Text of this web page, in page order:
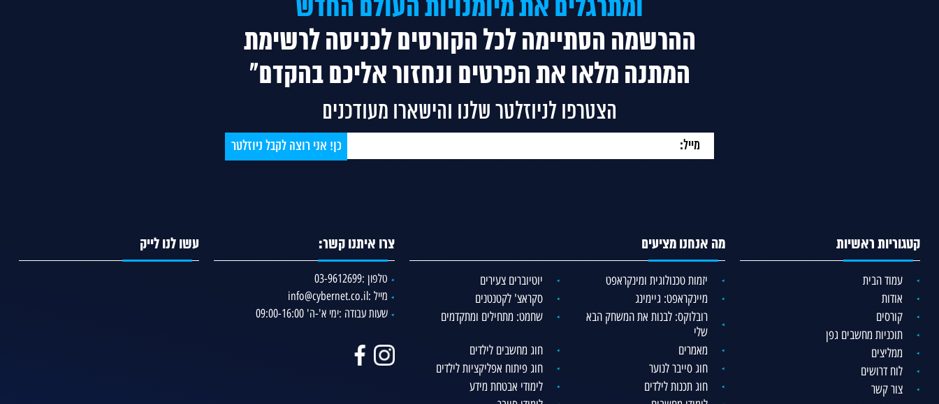
ומתרגלים את מיומנויות העולם החדש
ההרשמה הסתיימה לכל הקורסיםלכניסה לרשימת
המתנה מלאו את הפרטים ונחזור אליכם בהקדם"
הצטרפו לניוזלטר שלנו והישארו מעודכנים
קטגוריות ראשיות
עמוד הבית
אודות
קורסים
תוכניות מחשבים גפן
ממליצים
לוח דרושים
צור קשר
מה אנחנו מציעים
יזמות טכנולוגית ומינקראפט
יוטיוברים צעירים
מיינקראפט: גיימינג
סקראצ' לקטנטנים
רובלוקס: לבנות את המשחק הבא
שלי
שחמט: מתחילים ומתקדמים
מאמרים
חוג מחשבים לילדים
חוג סייבר לנוער
חוג פיתוח אפליקציות לילדים
חוג תכנות לילדים
לימודי אבטחת מידע
צרו איתנו קשר:
טלפון :03-9612699
מייל : info@cybernet.co.il
שעות עבודה :ימי א'-ה' 09:00-16:00
עשו לנו לייק